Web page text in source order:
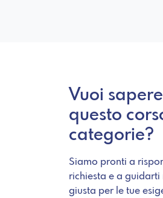
Vuoi
questo
categorie?
Siamo pronti a
richiesta e a
giusta per le tue